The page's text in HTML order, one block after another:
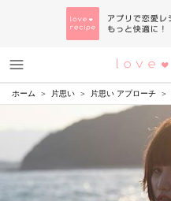
ホーム 片思い 片思い アプローチ